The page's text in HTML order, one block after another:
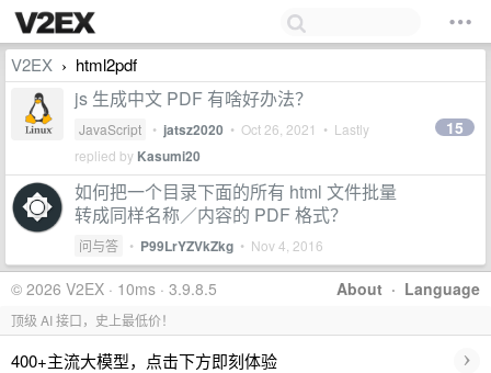
V2EX › html2pdf
js 生成中文 PDF 有啥好办法？
JavaScript • jatsz2020 • Oct 26, 2021 • Lastly
replied by Kasumi20
15
如何把一个目录下面的所有 html 文件批量
转成同样名称／内容的 PDF 格式？
问与答 • P99LrYZVkZkg • Nov 4, 2016
About · Language
© 2026 V2EX · 10ms · 3.9.8.5
顶级 AI 接口，史上最低价！
400+主流大模型，点击下方即刻体验 ›